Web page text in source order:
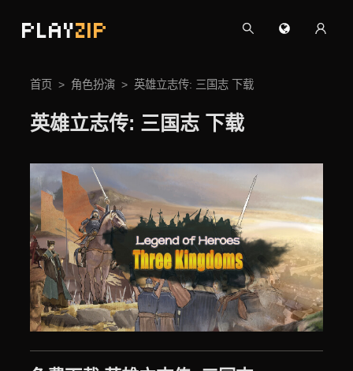
PLAYZIP
首页 角色扮演 英雄立志传: 三国志 下载
英雄立志传: 三国志 下载